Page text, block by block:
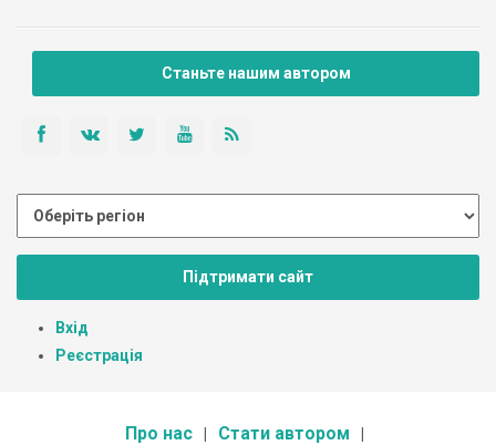
Станьте нашим автором
Підтримати сайт
Вхід
Реєстрація
Про нас Стати автором